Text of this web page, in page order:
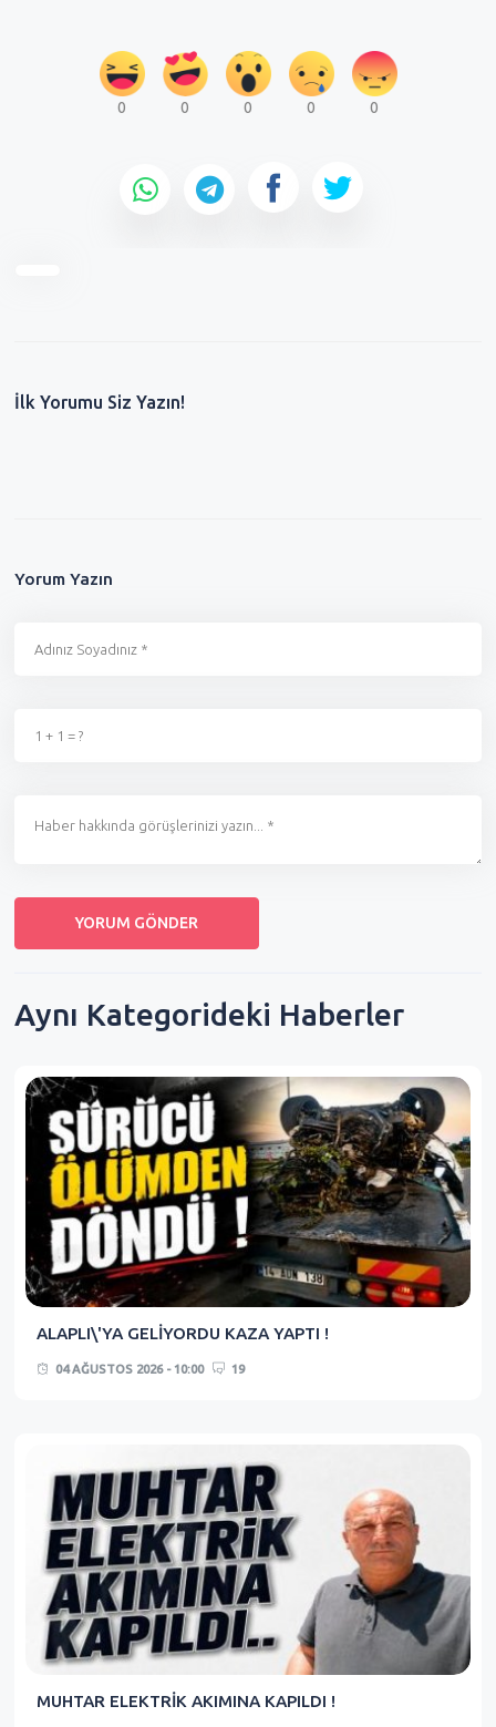
0 0 0 0 0
İlk Yorumu Siz Yazın!
Yorum Yazın
Aynı Kategorideki Haberler
ALAPLI\'YA GELİYORDU KAZA YAPTI !
04 AĞUSTOS 2026 - 10:00 19
MUHTAR ELEKTRİK AKIMINA KAPILDI !